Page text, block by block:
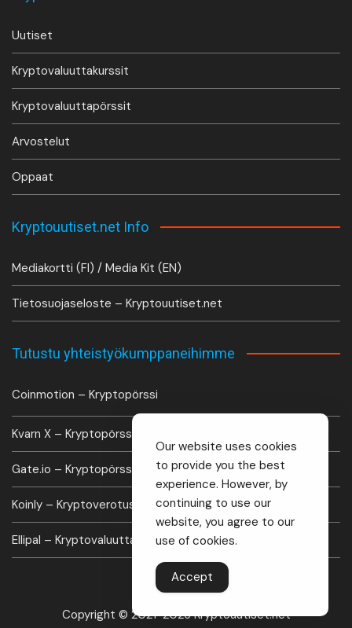
Uutiset
Kryptovaluuttakurssit
Kryptovaluuttapörssit
Arvostelut
Oppaat
Kryptouutiset.net Info
Mediakortti (FI) / Media Kit (EN)
Tietosuojaseloste – Kryptouutiset.net
Tutustu yhteistyökumppaneihimme
Coinmotion – Kryptopörssi
Kvarn X – Kryptopörssi
Gate.io – Kryptopörssi
Koinly – Kryptoverotus laskuri
Ellipal – Kryptovaluutta lompakko
Copyright © 2021-2026 Kryptouutiset.net
Our website uses cookies
to provide you the best
experience. However, by
continuing to use our
website, you agree to our
use of cookies.
Accept